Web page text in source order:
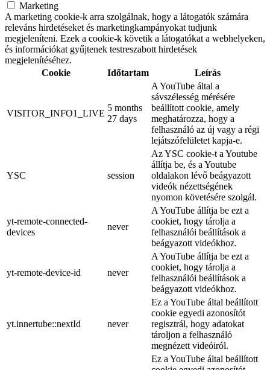
Marketing
A marketing cookie-k arra szolgálnak, hogy a látogatók számára
releváns hirdetéseket és marketingkampányokat tudjunk
megjeleníteni. Ezek a cookie-k követik a látogatókat a webhelyeken,
és információkat gyűjtenek testreszabott hirdetések
megjelenítéséhez.
Cookie
Időtartam Leírás
VISITOR_INFO1_LIVE
5 months
27 days
A YouTube által a
sávszélesség mérésére
beállított cookie, amely
meghatározza, hogy a
felhasználó az új vagy a régi
lejátszófelületet kapja-e.
YSC session
Az YSC cookie-t a Youtube
állítja be, és a Youtube
oldalakon lévő beágyazott
videók nézettségének
nyomon követésére szolgál.
yt-remote-connected-
devices
never
A YouTube állítja be ezt a
cookiet, hogy tárolja a
felhasználói beállítások a
beágyazott videókhoz.
yt-remote-device-id never
A YouTube állítja be ezt a
cookiet, hogy tárolja a
felhasználói beállítások a
beágyazott videókhoz.
yt.innertube::nextId never
Ez a YouTube által beállított
cookie egyedi azonosítót
regisztrál, hogy adatokat
tároljon a felhasználó
megnézett videóiról.
Ez a YouTube által beállított